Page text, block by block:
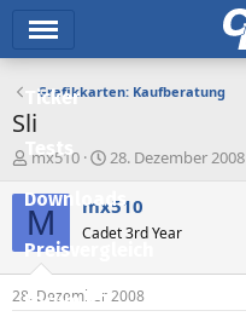
Ticker
Tests
Downloads
Preisvergleich
Forum
Grafikkarten: Kaufberatung
Sli
E
s
t
e
e
mx510
E
s
e
t
28. Dezember 2008
M mx510
Cadet 3rd Year
28. Dezember 2008